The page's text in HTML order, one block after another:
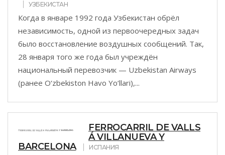
УЗБЕКИСТАН
Когда в январе 1992 года Узбекистан обрёл
независимость, одной из первоочередных задач
было восстановление воздушных сообщений. Так,
28 января того же года был учреждён
национальный перевозчик — Uzbekistan Airways
(ранее O‘zbekiston Havo Yo‘llari),...
FERROCARRIL DE VALLS
Á VILLANUEVA Y
BARCELONA
ИСПАНИЯ